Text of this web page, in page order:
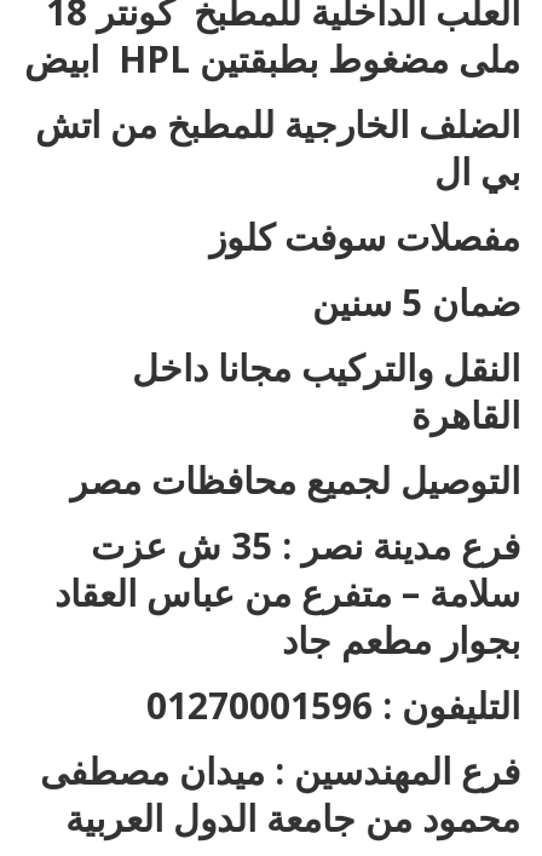
العلب الداخلية للمطبخ كونتر 18
ملى مضغوط بطبقتين HPL ابيض
الضلف الخارجية للمطبخ من اتش
بي ال
مفصلات سوفت كلوز
ضمان 5 سنين
النقل والتركيب مجانا داخل
القاهرة
التوصيل لجميع محافظات مصر
فرع مدينة نصر : 35 ش عزت
سلامة – متفرع من عباس العقاد
بجوار مطعم جاد
التليفون : 01270001596
فرع المهندسين : ميدان مصطفى
محمود من جامعة الدول العربية